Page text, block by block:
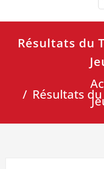
Résultats du
Résultats